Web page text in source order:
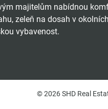
majitelům nabídnou
zeleň na dosah v
vybavenost.
© 2026 SHD Real